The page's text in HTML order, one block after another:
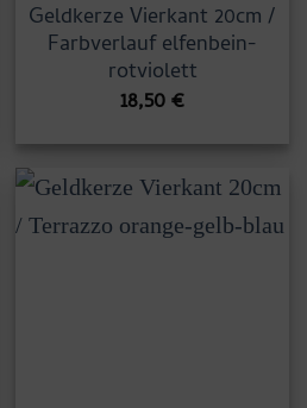
Geldkerze Vierkant 20cm /
Farbverlauf elfenbein-
rotviolett
18,50€